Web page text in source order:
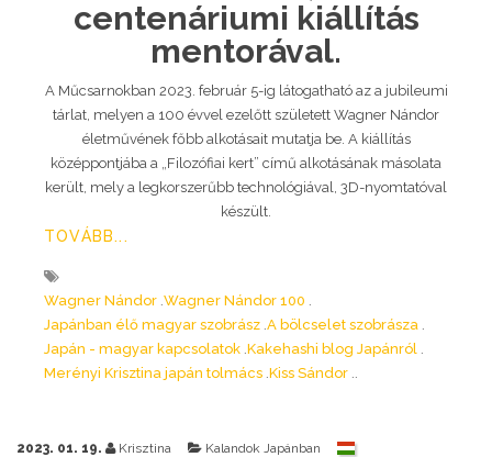
centenáriumi kiállítás
mentorával.
A Műcsarnokban 2023. február 5-ig látogatható az a jubileumi
tárlat, melyen a 100 évvel ezelőtt született Wagner Nándor
életművének főbb alkotásait mutatja be. A kiállítás
középpontjába a „Filozófiai kert” című alkotásának másolata
került, mely a legkorszerűbb technológiával, 3D-nyomtatóval
készült.
TOVÁBB...
Wagner Nándor Wagner Nándor 100
Japánban élő magyar szobrász A bölcselet szobrásza
Japán - magyar kapcsolatok Kakehashi blog Japánról
Merényi Krisztina japán tolmács Kiss Sándor
2023. 01. 19. Krisztina Kalandok Japánban